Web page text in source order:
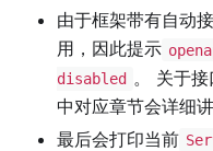
由于框架带有自动
用，因此提示
disabled
。 关于
中对应章节会详细
最后会打印当前